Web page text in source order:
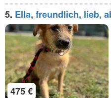
5. Ella, freundlich, lieb,
475 €